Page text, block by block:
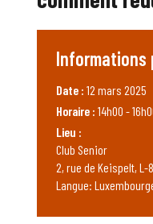
Informations
Date : 12 mars 2025
Horaire : 14h00 -
Lieu :
Club Senior
2, rue de Keispelt, L-
Langue: